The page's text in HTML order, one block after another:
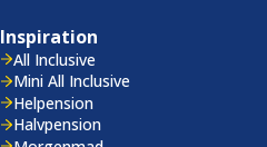
Inspiration
All Inclusive
Mini All Inclusive
Helpension
Halvpension